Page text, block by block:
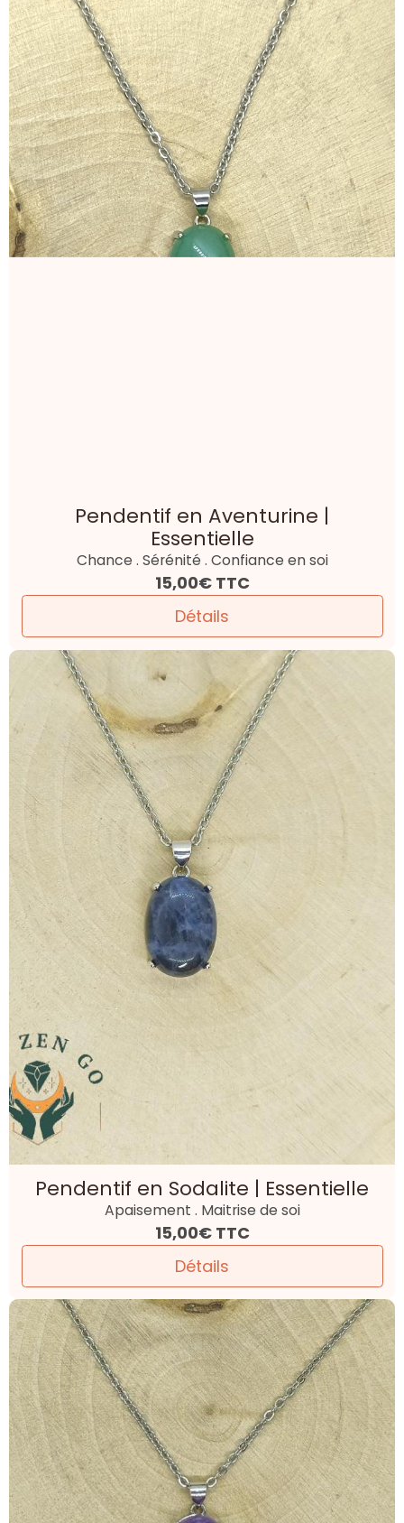
Pendentif en Aventurine |
Essentielle
Chance . Sérénité . Confiance en soi
15,00€ TTC
Détails
Pendentif en Sodalite | Essentielle
Apaisement . Maitrise de soi
15,00€ TTC
Détails